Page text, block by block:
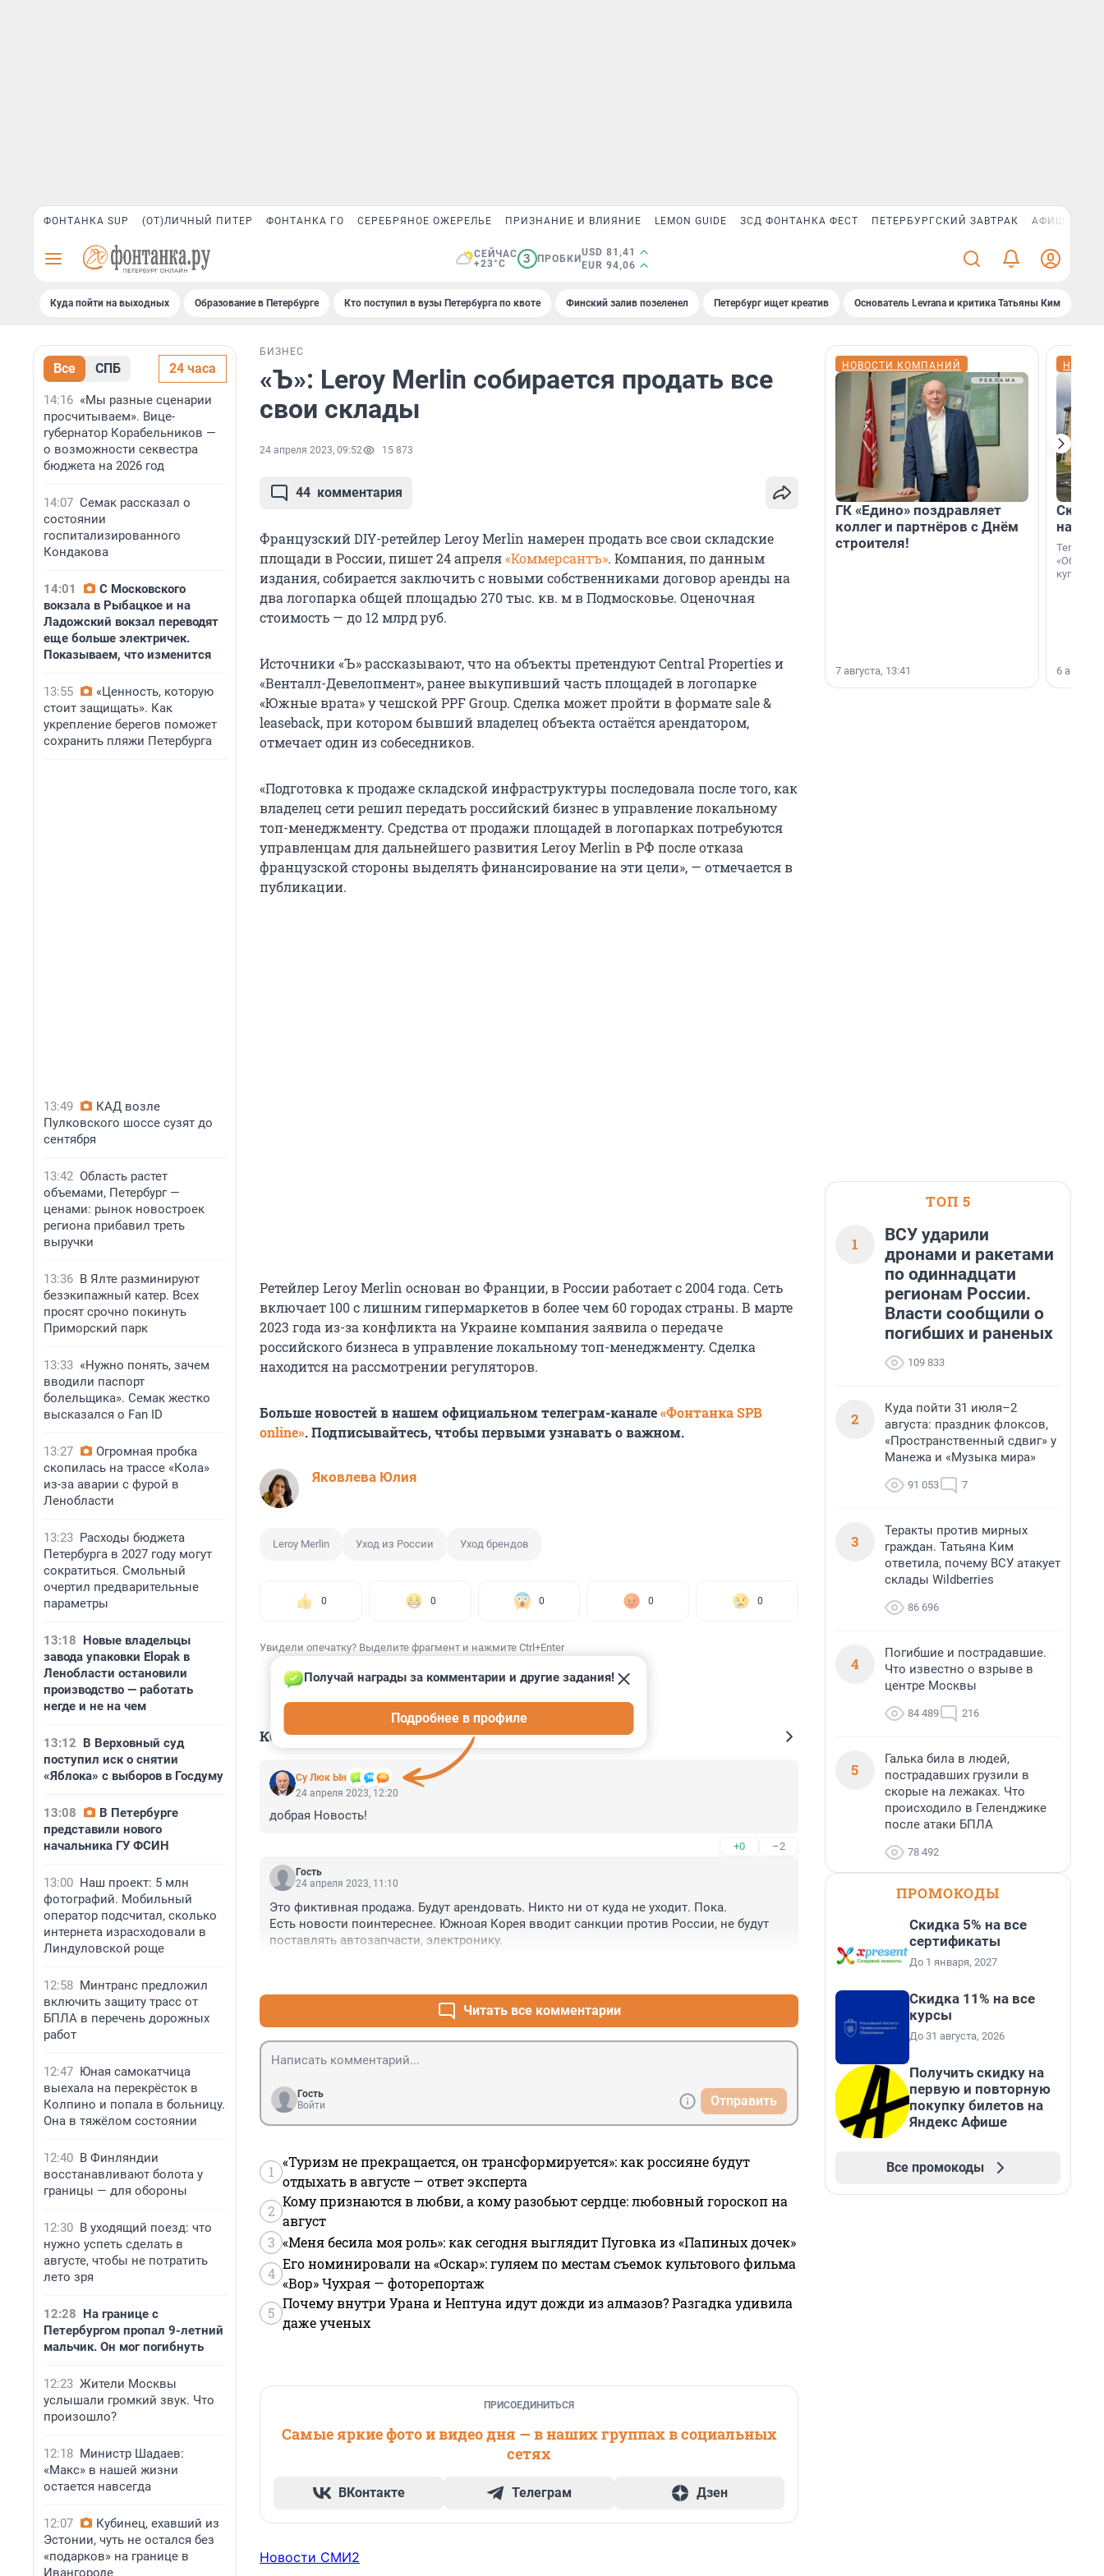
ФОНТАНКА SUP (ОТ)ЛИЧНЫЙ ПИТЕР ФОНТАНКА ГО СЕРЕБРЯНОЕ ОЖЕРЕЛЬЕ ПРИЗНАНИЕ И ВЛИЯНИЕ LEMON GUIDE ЗСД ФОНТАНКА ФЕСТ ПЕТЕРБУРГСКИЙ ЗАВТРАК АФИША PLUS
СЕЙЧАС
+23°C
3 ПРОБКИ
USD 81,41
EUR 94,06
Куда пойти на выходных Образование в Петербурге Кто поступил в вузы Петербурга по квоте Финский залив позеленел Петербург ищет креатив Основатель Levrana и критика Татьяны Ким
Все СПБ 24 часа
14:16 «Мы разные сценарии
просчитываем». Вице-
губернатор Корабельников —
о возможности секвестра
бюджета на 2026 год
14:07 Семак рассказал о
состоянии
госпитализированного
Кондакова
14:01
С Московского
вокзала в Рыбацкое и на
Ладожский вокзал переводят
еще больше электричек.
Показываем, что изменится
13:55
«Ценность, которую
стоит защищать». Как
укрепление берегов поможет
сохранить пляжи Петербурга
13:49
КАД возле
Пулковского шоссе сузят до
сентября
13:42 Область растет
объемами, Петербург —
ценами: рынок новостроек
региона прибавил треть
выручки
13:36 В Ялте разминируют
безэкипажный катер. Всех
просят срочно покинуть
Приморский парк
13:33 «Нужно понять, зачем
вводили паспорт
болельщика». Семак жестко
высказался о Fan ID
13:27
Огромная пробка
скопилась на трассе «Кола»
из-за аварии с фурой в
Ленобласти
13:23 Расходы бюджета
Петербурга в 2027 году могут
сократиться. Смольный
очертил предварительные
параметры
13:18 Новые владельцы
завода упаковки Elopak в
Ленобласти остановили
производство — работать
негде и не на чем
13:12 В Верховный суд
поступил иск о снятии
«Яблока» с выборов в Госдуму
13:08
В Петербурге
представили нового
начальника ГУ ФСИН
13:00 Наш проект: 5 млн
фотографий. Мобильный
оператор подсчитал, сколько
интернета израсходовали в
Линдуловской роще
12:58 Минтранс предложил
включить защиту трасс от
БПЛА в перечень дорожных
работ
12:47 Юная самокатчица
выехала на перекрёсток в
Колпино и попала в больницу.
Она в тяжёлом состоянии
12:40 В Финляндии
восстанавливают болота у
границы — для обороны
12:30 В уходящий поезд: что
нужно успеть сделать в
августе, чтобы не потратить
лето зря
12:28 На границе с
Петербургом пропал 9-летний
мальчик. Он мог погибнуть
12:23 Жители Москвы
услышали громкий звук. Что
произошло?
12:18 Министр Шадаев:
«Макс» в нашей жизни
остается навсегда
12:07
Кубинец, ехавший из
Эстонии, чуть не остался без
«подарков» на границе в
Ивангороде
БИЗНЕС
«Ъ»: Leroy Merlin собирается продать все
свои склады
24 апреля 2023, 09:52 15 873
44 комментария
Французский DIY-ретейлер Leroy Merlin намерен продать все свои складские
площади в России, пишет 24 апреля«Коммерсантъ». Компания, по данным
издания, собирается заключить с новыми собственниками договор аренды на
два логопарка общей площадью 270 тыс. кв. м в Подмосковье. Оценочная
стоимость — до 12 млрд руб.
Источники «Ъ» рассказывают, что на объекты претендуют Central Properties и
«Венталл-Девелопмент», ранее выкупивший часть площадей в логопарке
«Южные врата» у чешской PPF Group. Сделка может пройти в формате sale &
leaseback, при котором бывший владелец объекта остаётся арендатором,
отмечает один из собеседников.
«Подготовка к продаже складской инфраструктуры последовала после того, как
владелец сети решил передать российский бизнес в управление локальному
топ-менеджменту. Средства от продажи площадей в логопарках потребуются
управленцам для дальнейшего развития Leroy Merlin в РФ после отказа
французской стороны выделять финансирование на эти цели», — отмечается в
публикации.
Ретейлер Leroy Merlin основан во Франции, в России работает с 2004 года. Сеть
включает 100 с лишним гипермаркетов в более чем 60 городах страны. В марте
2023 года из-за конфликта на Украине компания заявила о передаче
российского бизнеса в управление локальному топ-менеджменту. Сделка
находится на рассмотрении регуляторов.
Больше новостей в нашем официальном телеграм-канале«Фонтанка SPB
online». Подписывайтесь, чтобы первыми узнавать о важном.
Яковлева Юлия
Leroy Merlin Уход из России Уход брендов
0 0 0 0 0
Увидели опечатку? Выделите фрагмент и нажмите Ctrl+Enter
КОММЕНТАРИИ 44
Су Люк Ын
Получай награды за комментарии и другие задания!
Подробнее в профиле
24 апреля 2023, 12:20
добрая Новость!
+0 –2
Гость
24 апреля 2023, 11:10
Это фиктивная продажа. Будут арендовать. Никто ни от куда не уходит. Пока.
Есть новости поинтереснее. Южноая Корея вводит санкции против России, не будут
поставлять автозапчасти, электронику.
Читать все комментарии
Гость
Войти
Отправить
1
«Туризм не прекращается, он трансформируется»: как россияне будут
отдыхать в августе — ответ эксперта
2
Кому признаются в любви, а кому разобьют сердце: любовный гороскоп на
август
3 «Меня бесила моя роль»: как сегодня выглядит Пуговка из «Папиных дочек»
4
Его номинировали на «Оскар»: гуляем по местам съемок культового фильма
«Вор» Чухрая — фоторепортаж
5
Почему внутри Урана и Нептуна идут дожди из алмазов? Разгадка удивила
даже ученых
ПРИСОЕДИНИТЬСЯ
Самые яркие фото и видео дня — в наших группах в социальных
сетях
ВКонтакте Телеграм Дзен
Новости СМИ2
НОВОСТИ КОМПАНИЙ
ГК «Едино» поздравляет
коллег и партнёров с Днём
строителя!
7 августа, 13:41
на
Теперь
купить
6
ТОП 5
1
ВСУ ударили
дронами и ракетами
по одиннадцати
регионам России.
Власти сообщили о
погибших и раненых
109 833
2
Куда пойти 31 июля–2
августа: праздник флоксов,
«Пространственный сдвиг» у
Манежа и «Музыка мира»
91 053 7
3
Теракты против мирных
граждан. Татьяна Ким
ответила, почему ВСУ атакует
склады Wildberries
86 696
4
Погибшие и пострадавшие.
Что известно о взрыве в
центре Москвы
84 489 216
5
Галька била в людей,
пострадавших грузили в
скорые на лежаках. Что
происходило в Геленджике
после атаки БПЛА
78 492
ПРОМОКОДЫ
Скидка 5% на все
сертификаты
До 1 января, 2027
Скидка 11% на все
курсы
До 31 августа, 2026
Получить скидку на
первую и повторную
покупку билетов на
Яндекс Афише
Все промокоды